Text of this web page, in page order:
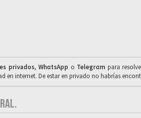
privados,WhαtsApp o Telegrαm para
en internet. De estar en privado no habrías